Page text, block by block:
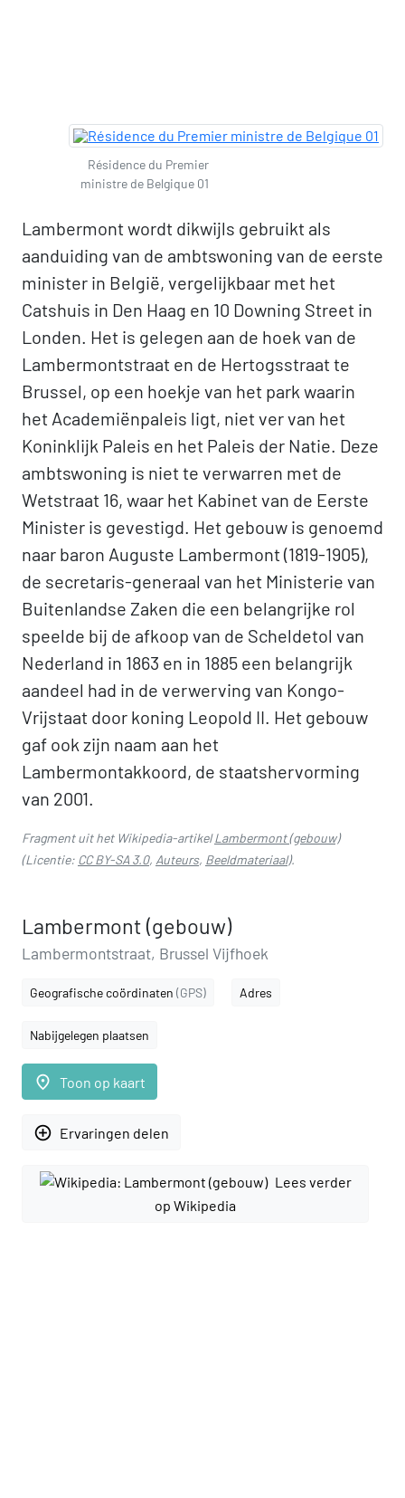
Résidence du Premier
ministre de Belgique 01
Lambermont wordt dikwijls gebruikt als
aanduiding van de ambtswoning van de eerste
minister in België, vergelijkbaar met het
Catshuis in Den Haag en 10 Downing Street in
Londen. Het is gelegen aan de hoek van de
Lambermontstraat en de Hertogsstraat te
Brussel, op een hoekje van het park waarin
het Academiënpaleis ligt, niet ver van het
Koninklijk Paleis en het Paleis der Natie. Deze
ambtswoning is niet te verwarren met de
Wetstraat 16, waar het Kabinet van de Eerste
Minister is gevestigd. Het gebouw is genoemd
naar baron Auguste Lambermont (1819-1905),
de secretaris-generaal van het Ministerie van
Buitenlandse Zaken die een belangrijke rol
speelde bij de afkoop van de Scheldetol van
Nederland in 1863 en in 1885 een belangrijk
aandeel had in de verwerving van Kongo-
Vrijstaat door koning Leopold II. Het gebouw
gaf ook zijn naam aan het
Lambermontakkoord, de staatshervorming
van 2001.
Fragment uit het Wikipedia-artikelLambermont (gebouw)
(Licentie: CC BY-SA 3.0, Auteurs, Beeldmateriaal).
Lambermont (gebouw)
Lambermontstraat, Brussel Vijfhoek
Geografische coördinaten (GPS) Adres
Nabijgelegen plaatsen
place Toon op kaart
add_circle_outline Ervaringen delen
Lees verder
op Wikipedia